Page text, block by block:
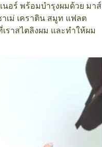
อร์ พร้อมบำรุงผมด้วย มาส์
เม่ เคราติน สมูท แฟลต
ราสไตลิงผม และทำให้ผม